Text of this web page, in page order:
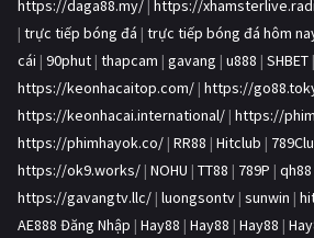
https://daga88.my/ | https://
| trực tiếp bóng đá | trực tiếp bóng đá hôm
cái | 90phut | thapcam | gavang | u888 | SHBET |
https://keonhacaitop.com/ | https://
https://keonhacai.international/ | https://
https://phimhayok.co/ | RR88 | Hitclub |
https://ok9.works/ | NOHU | TT88 | 789P | qh88
https://gavangtv.llc/ | luongsontv | sunwin |
AE888 Đăng Nhập | Hay88 | Hay88 | Hay88 |